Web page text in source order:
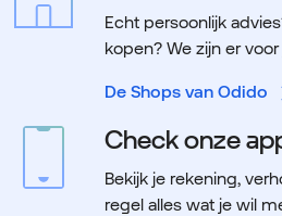
Echt persoonlijk
kopen? We zijn er
De Shops van Odido
Check onze
Bekijk je rekening,
regel alles wat je wil